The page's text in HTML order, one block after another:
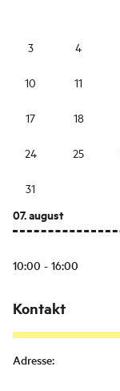
3 4
10 11
17 18
24 25
31
07. august
10:00 - 16:00
Kontakt
Adresse: